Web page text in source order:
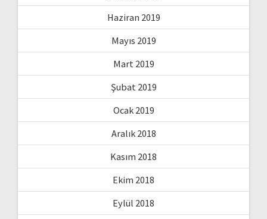
Haziran 2019
Mayıs 2019
Mart 2019
Şubat 2019
Ocak 2019
Aralık 2018
Kasım 2018
Ekim 2018
Eylül 2018